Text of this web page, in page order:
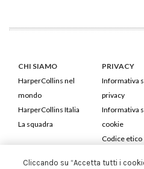
CHI SIAMO
HarperCollins nel
mondo
HarperCollins Italia
La squadra
PRIVACY
Informativa
privacy
Informativa
cookie
Codice etico
Cliccando su “Accetta tutti i